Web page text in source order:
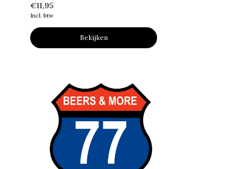
€11,95
Incl. btw
Bekijken